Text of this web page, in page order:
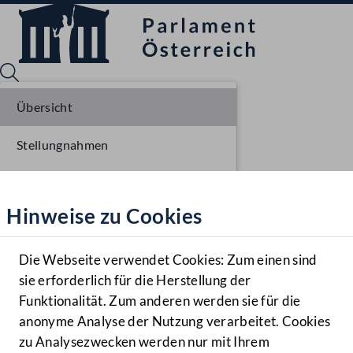
Hilfe
Benutzer
Navigationsmenü öffnen
MENÜ
Hinweise zu Cookies
Die Webseite verwendet Cookies: Zum einen sind
sie erforderlich für die Herstellung der
Funktionalität. Zum anderen werden sie für die
anonyme Analyse der Nutzung verarbeitet. Cookies
zu Analysezwecken werden nur mit Ihrem
Übersicht
Stellungnahmen
Einlangen NR
Ausschussberatungen NR
Plenarberatungen NR
Einlangen BR